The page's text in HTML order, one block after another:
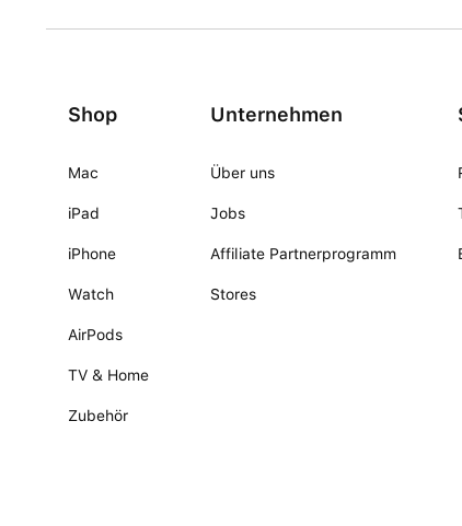
Shop
Mac
iPad
iPhone
Watch
AirPods
TV & Home
Zubehör
Unternehmen
Über uns
Jobs
Affiliate Partnerprogramm
Stores